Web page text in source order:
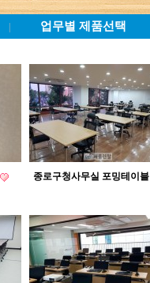
업무별 제품선택
종로구청사무실 포밍테이블